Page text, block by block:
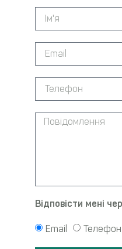
Відповісти мені
Email Телефон